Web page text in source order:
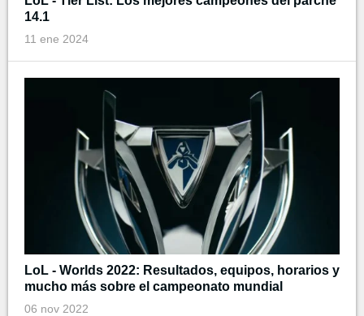
14.1
11 ene 2024
LoL - Worlds 2022: Resultados, equipos, horarios y
mucho más sobre el campeonato mundial
06 nov 2022